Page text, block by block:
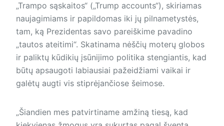
„Trampo sąskaitos“ („Trump accounts“), skiriamas
naujagimiams ir papildomas iki jų pilnametystės,
tam, ką Prezidentas savo pareiškime pavadino
„tautos ateitimi“. Skatinama nėščių moterų globos
ir paliktų kūdikių įsūnijimo politika stengiantis, kad
būtų apsaugoti labiausiai pažeidžiami vaikai ir
galėtų augti vis stiprėjančiose šeimose.
„Šiandien mes patvirtiname amžiną tiesą, kad